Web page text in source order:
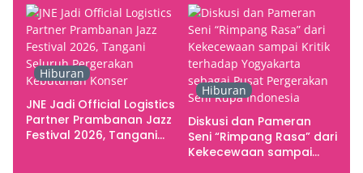
Hiburan
JNE Jadi Official Logistics
Partner Prambanan Jazz
Festival 2026, Tangani
Hiburan
Diskusi dan Pameran
Seni “Rimpang Rasa” dari
Kekecewaan sampai